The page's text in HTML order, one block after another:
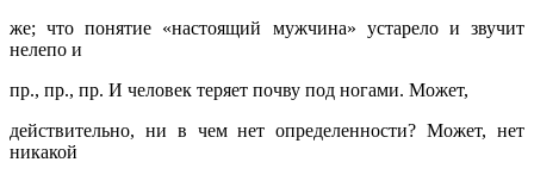
же; что понятие «настоящий мужчина» устарело и звучит
нелепо и
пр., пр., пр. И человек теряет почву под ногами. Может,
действительно, ни в чем нет определенности? Может, нет
никакой